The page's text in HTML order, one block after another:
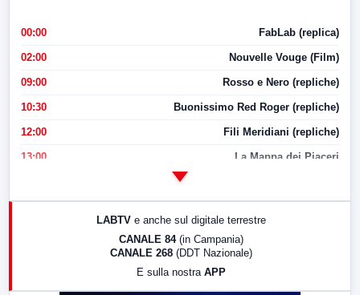
00:00 FabLab (replica)
02:00 Nouvelle Vouge (Film)
09:00 Rosso e Nero (repliche)
10:30 Buonissimo Red Roger (repliche)
12:00 Fili Meridiani (repliche)
13:00 La Mappa dei Piaceri
LABTV e anche sul digitale terrestre
CANALE 84 (in Campania)
CANALE 268 (DDT Nazionale)
E sulla nostra APP